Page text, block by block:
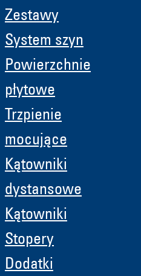
Zestawy
System szyn
Powierzchnie
płytowe
Trzpienie
mocujące
Kątowniki
dystansowe
Kątowniki
Stopery
Dodatki